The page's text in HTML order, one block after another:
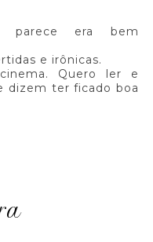
parece era bem
e irônicas.
Quero ler e
dizem ter ficado boa